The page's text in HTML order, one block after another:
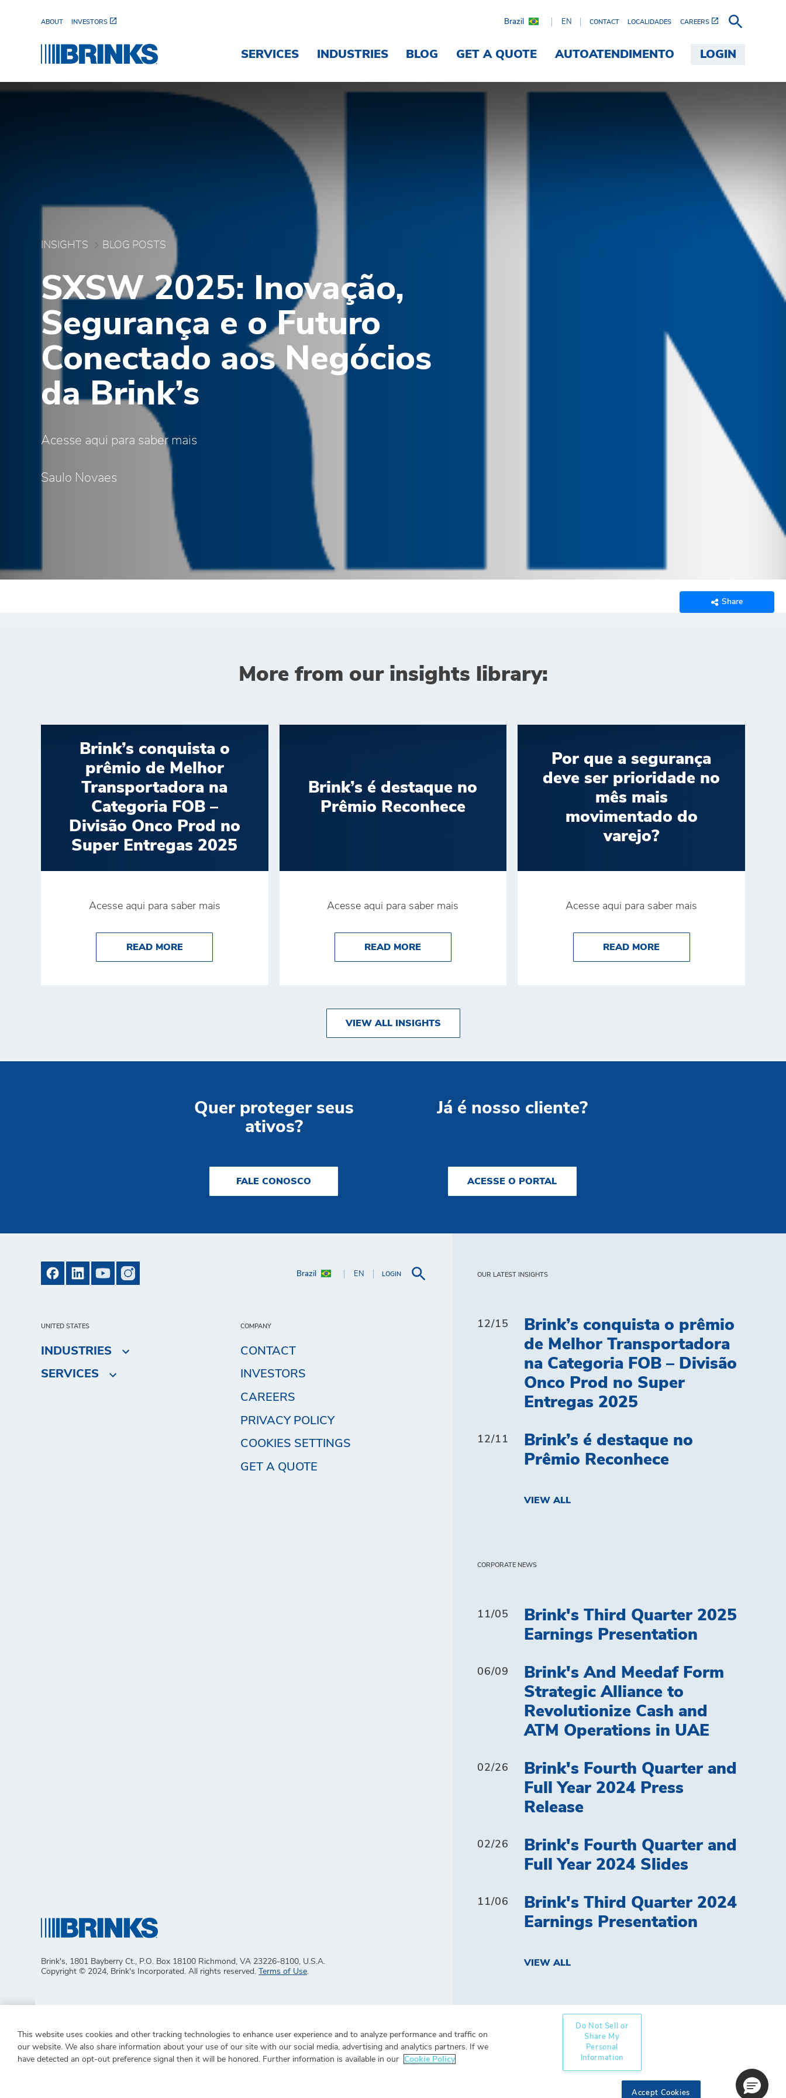
ABOUT INVESTORS Brazil EN CONTACT LOCALIDADES CAREERS
SERVICES INDUSTRIES BLOG GET A QUOTE AUTOATENDIMENTO LOGIN
Blog Posts - Brink's Brazil
INSIGHTS BLOG POSTS
SXSW 2025: Inovação,
Segurança e o Futuro
Conectado aos Negócios
da Brink’s
Acesse aqui para saber mais
Saulo Novaes
Share
More from our insights library:
Brink’s conquista o
prêmio de Melhor
Transportadora na
Categoria FOB –
Divisão Onco Prod no
Super Entregas 2025
Acesse aqui para saber mais
READ MOREABOUT BRINK’S CONQUISTA O PRÊMIO DE MELHOR TRANSPORTADORA NA CATEGORIA FOB – DIVISÃO ONCO PROD NO
Brink’s é destaque no
Prêmio Reconhece
Acesse aqui para saber mais
READ MORE ABOUT BRINK’S É DESTAQUE NO PRÊMIO RECONHECE
Por que a segurança
deve ser prioridade no
mês mais
movimentado do
varejo?
Acesse aqui para saber mais
READ MORE
VIEW ALL INSIGHTS
Quer proteger seus
ativos?
FALE CONOSCO
Já é nosso cliente?
ACESSE O PORTAL
Brazil EN LOGIN
UNITED STATES
INDUSTRIES
SERVICES
COMPANY
CONTACT
INVESTORS
CAREERS
PRIVACY POLICY
COOKIES SETTINGS
GET A QUOTE
Copyright © 2024, Brink's Incorporated. All rights reserved. Terms of Use.
Brink's, 1801 Bayberry Ct., P.O. Box 18100 Richmond, VA 23226-8100, U.S.A.
OUR LATEST INSIGHTS
12/15
Brink’s conquista o prêmio
de Melhor Transportadora
na Categoria FOB – Divisão
Onco Prod no Super
Entregas 2025
12/11
Brink’s é destaque no
Prêmio Reconhece
VIEW ALL
CORPORATE NEWS
11/05
Brink's Third Quarter 2025
Earnings Presentation
06/09
Brink's And Meedaf Form
Strategic Alliance to
Revolutionize Cash and
ATM Operations in UAE
02/26
Brink's Fourth Quarter and
Full Year 2024 Press
Release
02/26
Brink's Fourth Quarter and
Full Year 2024 Slides
11/06
Brink's Third Quarter 2024
Earnings Presentation
VIEW ALL
This website uses cookies and other tracking technologies to enhance user experience and to analyze performance and traffic on
our website. We also share information about your use of our site with our social media, advertising and analytics partners. If we
have detected an opt-out preference signal then it will be honored. Further information is available in our Cookie Policy
Do Not Sell or
Share My
Personal
Information
Accept Cookies